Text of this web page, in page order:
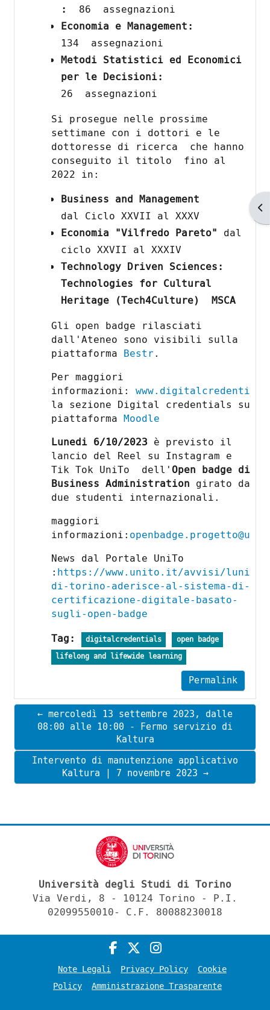
: 86
assegnazioni
Economia e Management:
134
assegnazioni
Metodi Statistici ed Economici
per le Decisioni:
26
assegnazioni
Si prosegue nelle prossime
settimane con i dottori e le
dottoresse di ricerca che hanno
conseguito il titolo fino al
2022 in:
Business and Management
dal Ciclo XXVII al XXXV
Economia "Vilfredo Pareto" dal
ciclo XXVII al XXXIV
Technology Driven Sciences:
Technologies for Cultural
Heritage (Tech4Culture) MSCA
Gli open badge rilasciati
dall'Ateneo sono visibili sulla
piattaforma Bestr.
Per maggiori
informazioni:
la sezione Digital credentials su
piattaforma Moodle
Lunedi 6/10/2023 è previsto il
lancio del Reel su Instagram e
Tik Tok UniTo dell' Open badge di
Business Administration girato da
due studenti internazionali.
maggiori
informazioni:
News dal Portale UniTo
: https://www.unito.it/avvisi/
di-torino-aderisce-al-sistema-di-
certificazione-digitale-basato-
sugli-open-badge
Tag:
digitalcredentials
open badge
lifelong and lifewide learning
Permalink
← mercoledì 13 settembre 2023, dalle
08:00 alle 10:00 - Fermo servizio di
Kaltura
Intervento di manutenzione applicativo
Kaltura | 7 novembre 2023 →
Università degli Studi di Torino
Via Verdi, 8 - 10124 Torino - P.I.
02099550010- C.F. 80088230018
Note Legali Privacy Policy
Cookie
Policy
Amministrazione Trasparente